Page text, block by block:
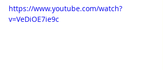
https://www.youtube.com/watch?
v=VeDiOE7ie9c